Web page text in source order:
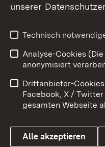
Youtube
Impressum
Barrierefreiheit
Cookies
unserer
Technisch
Analyse-Cookies
anonymisiert
Drittanbieter-
Facebook, X /
gesamten Webseite
Alle akzeptieren